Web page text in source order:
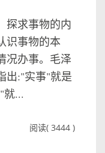
探求事物的内
识事物的本
况办事。毛泽
出:"实事"就是
就...
阅读( 3444 )